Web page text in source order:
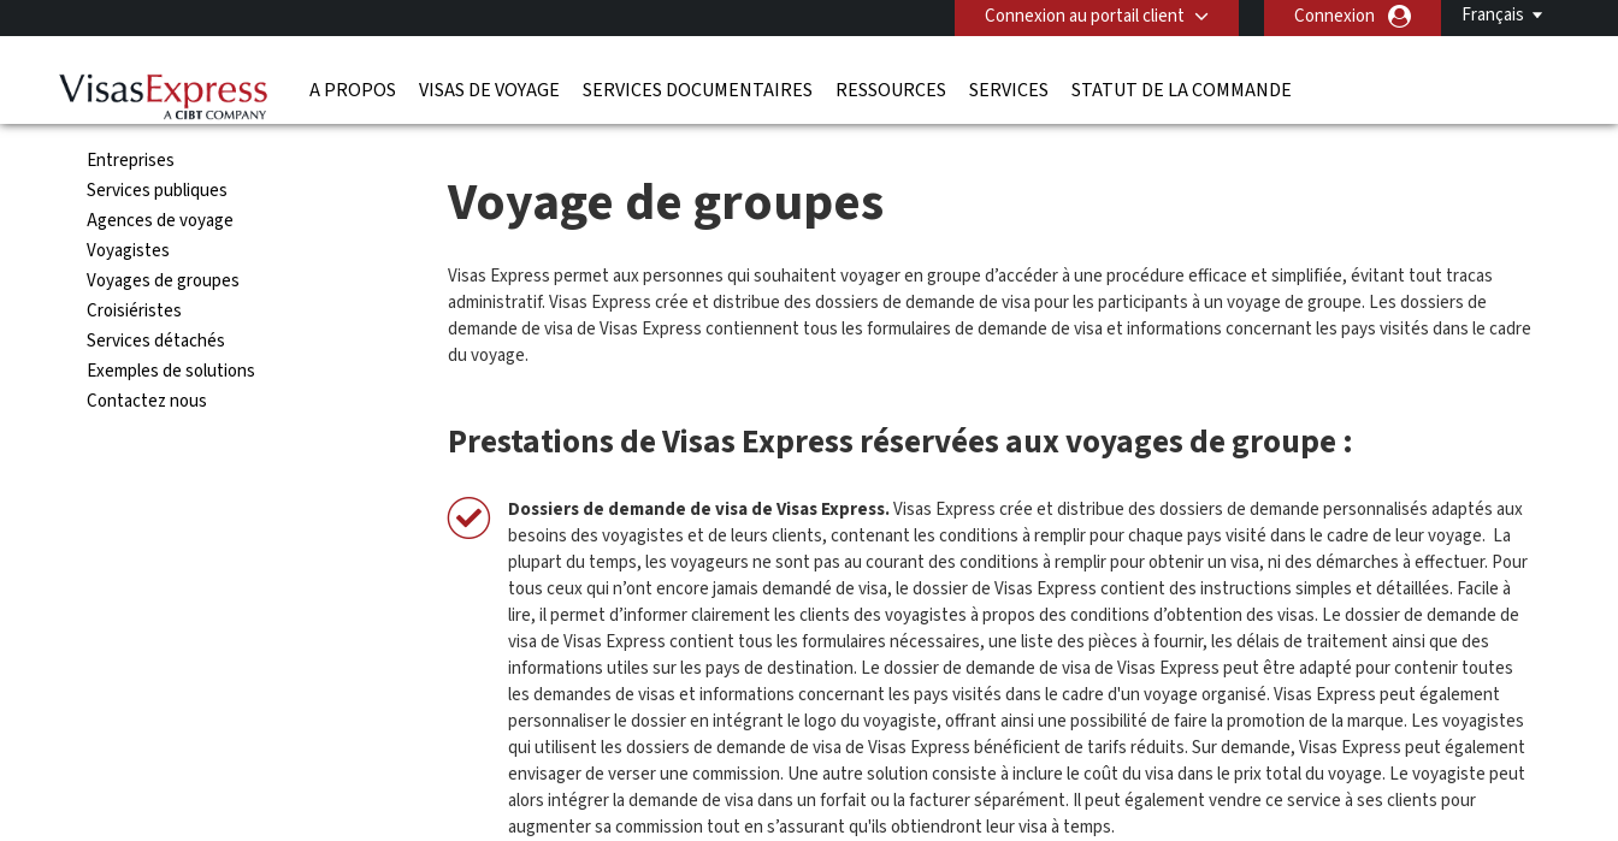
Français
Connexion au portail client Connexion
A PROPOS VISAS DE VOYAGE SERVICES DOCUMENTAIRES RESSOURCES SERVICES STATUT DE LA COMMANDE
Entreprises
Services publiques
Agences de voyage
Voyagistes
Voyages de groupes
Croisiéristes
Services détachés
Exemples de solutions
Contactez nous
Voyage de groupes
Visas Express permet aux personnes qui souhaitent voyager en groupe d’accéder à une procédure efficace et simplifiée, évitant tout tracas
administratif. Visas Express crée et distribue des dossiers de demande de visa pour les participants à un voyage de groupe. Les dossiers de
demande de visa de Visas Express contiennent tous les formulaires de demande de visa et informations concernant les pays visités dans le cadre
du voyage.
Prestations de Visas Express réservées aux voyages de groupe :
Dossiers de demande de visa de Visas Express.Visas Express crée et distribue des dossiers de demande personnalisés adaptés aux
besoins des voyagistes et de leurs clients, contenant les conditions à remplir pour chaque pays visité dans le cadre de leur voyage. La
plupart du temps, les voyageurs ne sont pas au courant des conditions à remplir pour obtenir un visa, ni des démarches à effectuer. Pour
tous ceux qui n’ont encore jamais demandé de visa, le dossier de Visas Express contient des instructions simples et détaillées. Facile à
lire, il permet d’informer clairement les clients des voyagistes à propos des conditions d’obtention des visas. Le dossier de demande de
visa de Visas Express contient tous les formulaires nécessaires, une liste des pièces à fournir, les délais de traitement ainsi que des
informations utiles sur les pays de destination. Le dossier de demande de visa de Visas Express peut être adapté pour contenir toutes
les demandes de visas et informations concernant les pays visités dans le cadre d'un voyage organisé.Visas Express peut également
personnaliser le dossier en intégrant le logo du voyagiste, offrant ainsi une possibilité de faire la promotion de la marque. Les voyagistes
qui utilisent les dossiers de demande de visa de Visas Express bénéficient de tarifs réduits. Sur demande, Visas Express peut également
envisager de verser une commission. Une autre solution consiste à inclure le coût du visa dans le prix total du voyage. Le voyagiste peut
alors intégrer la demande de visa dans un forfait ou la facturer séparément. Il peut également vendre ce service à ses clients pour
augmenter sa commission tout en s’assurant qu'ils obtiendront leur visa à temps.